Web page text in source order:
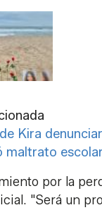
Kira
maltrato escolar
por la
"Será un